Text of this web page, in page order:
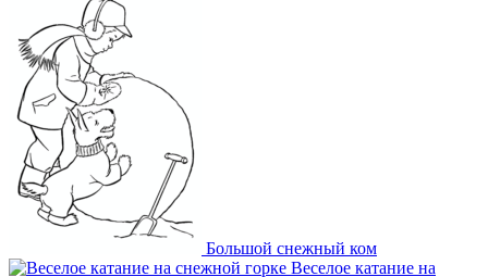
Большой снежный ком
Веселое катание на